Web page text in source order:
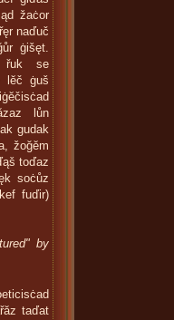
žaċor
naďuč
ġišęt.
řuk se
lĕč ġuš
lůn
gudak
žoğĕm
toďaz
soċůz
fuďir)
by
taďat